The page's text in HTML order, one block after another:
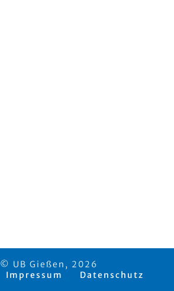
© UB Gießen, 2026
Impressum
Datenschutz